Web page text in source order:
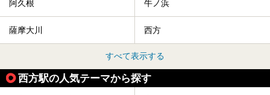
阿久根 牛ノ浜
薩摩大川 西方
すべて表示する
西方駅の人気テーマから探す